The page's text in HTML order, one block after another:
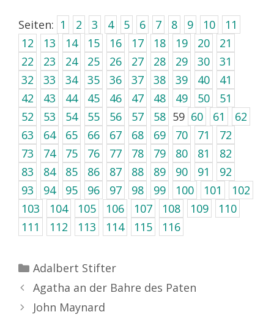
Seiten: 1 2 3 4 5 6 7 8 9 10
11
12
13 14 15 16 17 18 19 20
21
22
23 24 25 26 27 28 29 30
31
32
33 34 35 36 37 38 39 40
41
42
43 44 45 46 47 48 49 50
51
52
53 54 55 56 57 58 59 60 61
62
63
64 65 66 67 68 69 70 71
72
73
74 75 76 77 78 79 80 81
82
83
84 85 86 87 88 89 90 91
92
93
94 95 96 97 98 99 100 101
102
103
104 105 106 107 108 109
110
111
112 113 114 115 116
Kategorien
Adalbert Stifter
Agatha an der Bahre des Paten
John Maynard